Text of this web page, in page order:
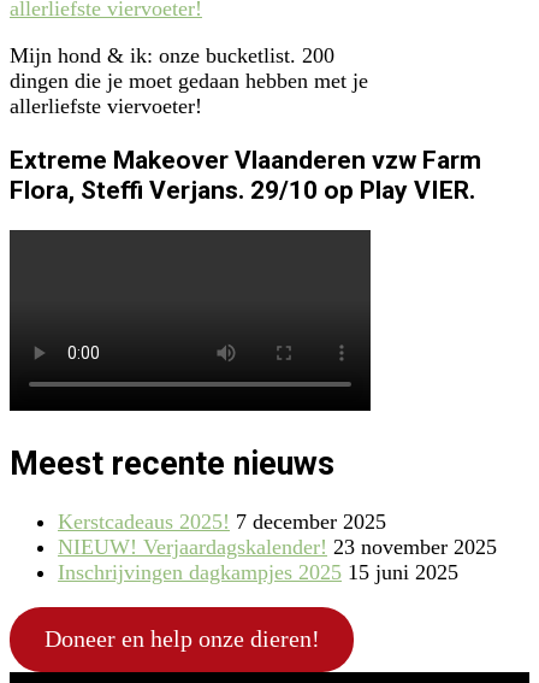
Mijn hond & ik: onze bucketlist. 200
dingen die je moet gedaan hebben met je
allerliefste viervoeter!
Extreme Makeover Vlaanderen vzw Farm
Flora, Steffi Verjans. 29/10 op Play VIER.
Meest recente nieuws
Kerstcadeaus 2025! 7 december 2025
NIEUW! Verjaardagskalender! 23 november 2025
Inschrijvingen dagkampjes 2025 15 juni 2025
Doneer en help onze dieren!